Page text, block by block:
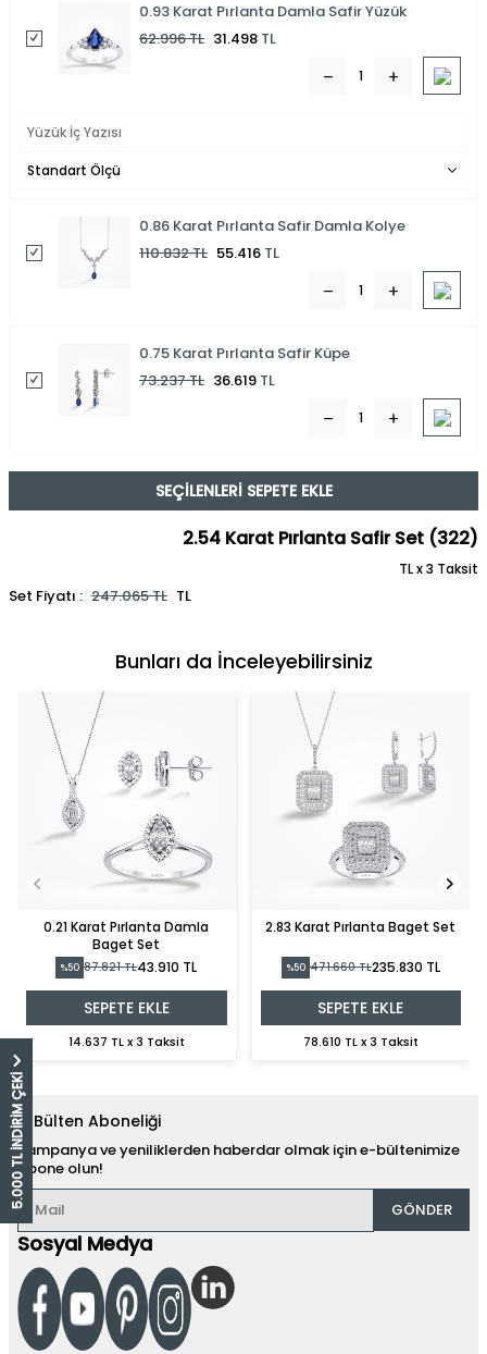
5.000 TL İNDİRİM ÇEKİ
0.93 Karat Pırlanta Damla Safir Yüzük
62.996TL 31.498 TL
0.86 Karat Pırlanta Safir Damla Kolye
110.832TL 55.416 TL
0.75 Karat Pırlanta Safir Küpe
73.237TL 36.619 TL
SEÇILENLERI SEPETE EKLE
2.54 Karat Pırlanta Safir Set (322)
TL x 3 Taksit
Set Fiyatı : 247.065TL TL
Bunları da İnceleyebilirsiniz
0.21 Karat Pırlanta Damla
Baget Set
%50 87.821 TL43.910 TL
SEPETE EKLE
14.637 TL x 3 Taksit
2.83 Karat Pırlanta Baget Set
%50 471.660 TL235.830 TL
SEPETE EKLE
78.610 TL x 3 Taksit
E-Bülten Aboneliği
Kampanya ve yeniliklerden haberdar olmak için e-bültenimize
abone olun!
GÖNDER
Sosyal Medya